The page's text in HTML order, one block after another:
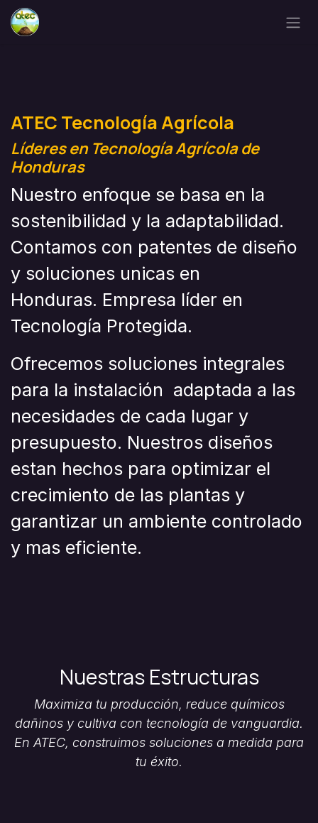
Ir al contenido
ATEC Tecnología Agrícola
Líderes en Tecnología Agrícola de
Honduras
Nuestro enfoque se basa en la
sostenibilidad y la adaptabilidad.
Contamos con patentes de diseño
y soluciones unicas en
Honduras. Empresa líder en
Tecnología Protegida.
Ofrecemos soluciones integrales
para la instalación adaptada a las
necesidades de cada lugar y
presupuesto. Nuestros diseños
estan hechos para optimizar el
crecimiento de las plantas y
garantizar un ambiente controlado
y mas eficiente.
Nuestras Estructuras
Maximiza tu producción, reduce químicos
dañinos y cultiva con tecnología de vanguardia.
En ATEC, construimos soluciones a medida para
tu éxito.